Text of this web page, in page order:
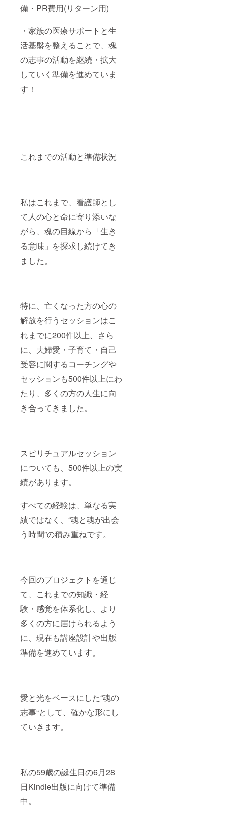
備・PR費用(リターン用)
・家族の医療サポートと生
活基盤を整えることで、魂
の志事の活動を継続・拡大
していく準備を進めていま
す！
これまでの活動と準備状況
私はこれまで、看護師とし
て人の心と命に寄り添いな
がら、魂の目線から「生き
る意味」を探求し続けてき
ました。
特に、亡くなった方の心の
解放を行うセッションはこ
れまでに200件以上、さら
に、夫婦愛・子育て・自己
受容に関するコーチングや
セッションも500件以上にわ
たり、多くの方の人生に向
き合ってきました。
スピリチュアルセッション
についても、500件以上の実
績があります。
すべての経験は、単なる実
績ではなく、“魂と魂が出会
う時間”の積み重ねです。
今回のプロジェクトを通じ
て、これまでの知識・経
験・感覚を体系化し、より
多くの方に届けられるよう
に、現在も講座設計や出版
準備を進めています。
愛と光をベースにした“魂の
志事“として、確かな形にし
ていきます。
私の59歳の誕生日の6月28
日Kindle出版に向けて準備
中。